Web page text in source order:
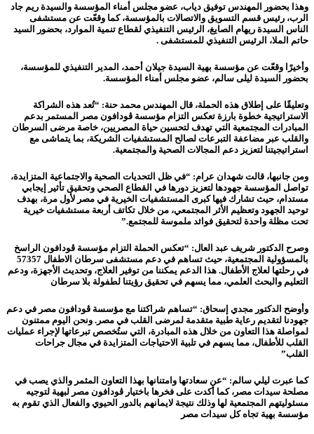
وهذا بحضور المهندس توفيق دياب، عضو مجلس أمناء المؤسسة والسيدة ريم جاد
الرب، رئيس قسم التسويق والاتصالات بالمؤسسة، كما وقعّت عن مستشفى
الناس السيدة ريهام الصايغ، الرئيس التنفيذي لقطاع تنمية الموارد، بحضور السيد
حاتم الملا، الرئيس التنفيذي للمستشفى .
وأخيرًا وقعّت عن مؤسسة بهية السيدة جيلان أحمد، المدير التنفيذي للمؤسسة،
بحضور السيدة ليلى سالم، عضو مجلس أمناء المؤسسة.
وتعليقًا على إطلاق هذه الحملة، قال المهندس محمد حنة: “تُعد هذه الشراكة
الاستراتيجية خطوة بارزة تعكس التزام مؤسسة ڤودافون مصر المستمر بدعم
المبادرات المجتمعية التي تهدف لتحسين حياة المصريين، خاصة مرضى السرطان
والقلب عبر مضاعفة التبرعات لصالح المستشفيات الشريكة، بما يتماشى مع
استراتيجيتنا لتعزيز دعم المجالات الصحية والمجتمعية.
ومن جانبها، قالت شهدان عرام: “في ظل التحديات الصحية والاجتماعية المتزايدة،
تواصل المؤسسة جهودها لتعزيز دورها في القطاع الصحي وتحقيق تأثير إيجابي
مستدام، حيث تشارك فيها كبرى المستشفيات الخيرية في مصر لأول مرة، بهدف
توحيد الجهود وتعظيم الأثر المجتمعي، من خلال تكاتف أربعة مستشفيات خيرية
تحت مظلة واحدة لتحقيق فوائد ملموسة للمجتمع.”
وصرح الدكتور شريف عبد العال: “تعكس الحملة التزام مؤسسة ڤودافون الراسخ
بالمسؤولية المجتمعية، حيث تساهم في دعم مستشفى سرطان الاطفال 57357
في رحلتها لعلاج الأطفال. هذا الدعم يمكننا من توفير العلاج، وتحديث الأجهزة، ودعم
التعليم والبحث العلمي، مما يسهم في تحقيق رؤيتنا لطفولة بلا سرطان
وأوضح الدكتور مجدي إسحاق: “تساهم شراكتنا مع مؤسسة ڤودافون مصر في دعم
جهودنا لتقديم رعاية طبية متقدمة لمرضى القلب في مصر. ونحن اليوم ممتنون
لمواصلة هذا التعاون من خلال هذه المبادرة، التي ستُخصص تبرعاتها لإجراء عمليات
القلب للأطفال، مما يسهم في تلبية الاحتياجات المتزايدة في مجال جراحات
القلب”
كما عبرت ليلي سالم: “عن سعادتها وامتنانها بهذا التعاون المثمر والذي يصب في
مصلحة سيدات مصر، كما أكدت على فخرها باختيار ڤودافون مصر لبهية لتوجيه
مسئوليتهم المجتمعية لها وذلك نتيجة لايمانهم بالدور الحيوي والفعال الذي تقوم به
مؤسسة بهية تجاه كل سيدات مصر